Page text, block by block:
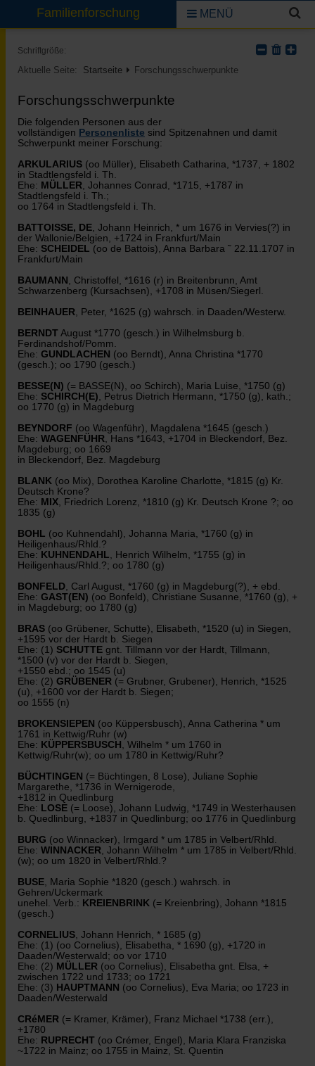
Familienforschung MENÜ
Schriftgröße:
Aktuelle Seite: Startseite Forschungsschwerpunkte
Forschungsschwerpunkte
Die folgenden Personen aus der
vollständigen Personenliste sind Spitzenahnen und damit
Schwerpunkt meiner Forschung:
ARKULARIUS (oo Müller), Elisabeth Catharina, *1737, + 1802
in Stadtlengsfeld i. Th.
Ehe: MÜLLER, Johannes Conrad, *1715, +1787 in
Stadtlengsfeld i. Th.;
oo 1764 in Stadtlengsfeld i. Th.
BATTOISSE, DE, Johann Heinrich, * um 1676 in Vervies(?) in
der Wallonie/Belgien, +1724 in Frankfurt/Main
Ehe: SCHEIDEL (oo de Battois), Anna Barbara ˜ 22.11.1707 in
Frankfurt/Main
BAUMANN , Christoffel, *1616 (r) in Breitenbrunn, Amt
Schwarzenberg (Kursachsen), +1708 in Müsen/Siegerl.
BEINHAUER, Peter, *1625 (g) wahrsch. in Daaden/Westerw.
BERNDT August *1770 (gesch.) in Wilhelmsburg b.
Ferdinandshof/Pomm.
Ehe: GUNDLACHEN (oo Berndt), Anna Christina *1770
(gesch.); oo 1790 (gesch.)
BESSE(N) (= BASSE(N), oo Schirch), Maria Luise, *1750 (g)
Ehe: SCHIRCH(E), Petrus Dietrich Hermann, *1750 (g), kath.;
oo 1770 (g) in Magdeburg
BEYNDORF (oo Wagenführ), Magdalena *1645 (gesch.)
Ehe: WAGENFÜHR, Hans *1643, +1704 in Bleckendorf, Bez.
Magdeburg; oo 1669
in Bleckendorf, Bez. Magdeburg
BLANK (oo Mix), Dorothea Karoline Charlotte, *1815 (g) Kr.
Deutsch Krone?
Ehe: MIX, Friedrich Lorenz, *1810 (g) Kr. Deutsch Krone ?; oo
1835 (g)
BOHL (oo Kuhnendahl), Johanna Maria, *1760 (g) in
Heiligenhaus/Rhld.?
Ehe: KUHNENDAHL, Henrich Wilhelm, *1755 (g) in
Heiligenhaus/Rhld.?; oo 1780 (g)
BONFELD, Carl August, *1760 (g) in Magdeburg(?), + ebd.
Ehe: GAST(EN) (oo Bonfeld), Christiane Susanne, *1760 (g), +
in Magdeburg; oo 1780 (g)
BRAS (oo Grübener, Schutte), Elisabeth, *1520 (u) in Siegen,
+1595 vor der Hardt b. Siegen
Ehe: (1) SCHUTTE gnt. Tillmann vor der Hardt, Tillmann,
*1500 (v) vor der Hardt b. Siegen,
+1550 ebd.; oo 1545 (u)
Ehe: (2) GRÜBENER (= Grubner, Grubener), Henrich, *1525
(u), +1600 vor der Hardt b. Siegen;
oo 1555 (n)
BROKENSIEPEN (oo Küppersbusch), Anna Catherina * um
1761 in Kettwig/Ruhr (w)
Ehe: KÜPPERSBUSCH , Wilhelm * um 1760 in
Kettwig/Ruhr(w); oo um 1780 in Kettwig/Ruhr?
BÜCHTINGEN (= Büchtingen, 8 Lose), Juliane Sophie
Margarethe, *1736 in Wernigerode,
+1812 in Quedlinburg
Ehe: LOSE (= Loose), Johann Ludwig, *1749 in Westerhausen
b. Quedlinburg, +1837 in Quedlinburg; oo 1776 in Quedlinburg
BURG (oo Winnacker), Irmgard * um 1785 in Velbert/Rhld.
Ehe: WINNACKER, Johann Wilhelm * um 1785 in Velbert/Rhld.
(w); oo um 1820 in Velbert/Rhld.?
BUSE, Maria Sophie *1820 (gesch.) wahrsch. in
Gehren/Uckermark
unehel. Verb.: KREIENBRINK (= Kreienbring), Johann *1815
(gesch.)
CORNELIUS, Johann Henrich, * 1685 (g)
Ehe: (1) (oo Cornelius), Elisabetha, * 1690 (g), +1720 in
Daaden/Westerwald; oo vor 1710
Ehe: (2) MÜLLER (oo Cornelius), Elisabetha gnt. Elsa, +
zwischen 1722 und 1733; oo 1721
Ehe: (3) HAUPTMANN (oo Cornelius), Eva Maria; oo 1723 in
Daaden/Westerwald
CRéMER (= Kramer, Krämer), Franz Michael *1738 (err.),
+1780
Ehe: RUPRECHT (oo Crémer, Engel), Maria Klara Franziska
~1722 in Mainz; oo 1755 in Mainz, St. Quentin